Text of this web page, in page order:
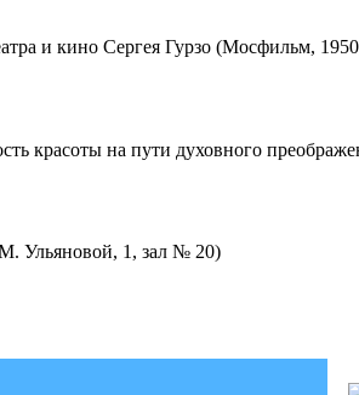
и кино Сергея Гурзо (Мосфильм,
красоты на пути духовного
Ульяновой, 1, зал № 20)